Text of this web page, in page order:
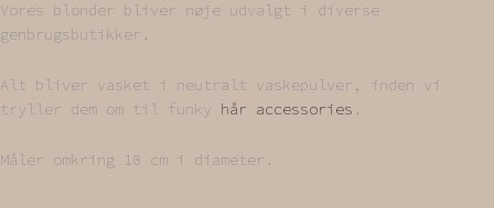
Vores blonder bliver nøje udvalgt i diverse
genbrugsbutikker.
Alt bliver vasket i neutralt vaskepulver, inden vi
tryller dem om til funky hår accessories .
Måler omkring 10 cm i diameter.